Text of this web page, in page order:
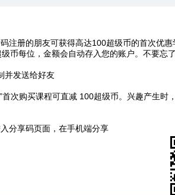
注册的朋友可获得高达100超级币的首次优
币每位，金额会自动存入您的账户。不要忘
并发送给好友
首次购买课程可直减 100超级币。兴趣产生时
分享码页面，在手机端分享